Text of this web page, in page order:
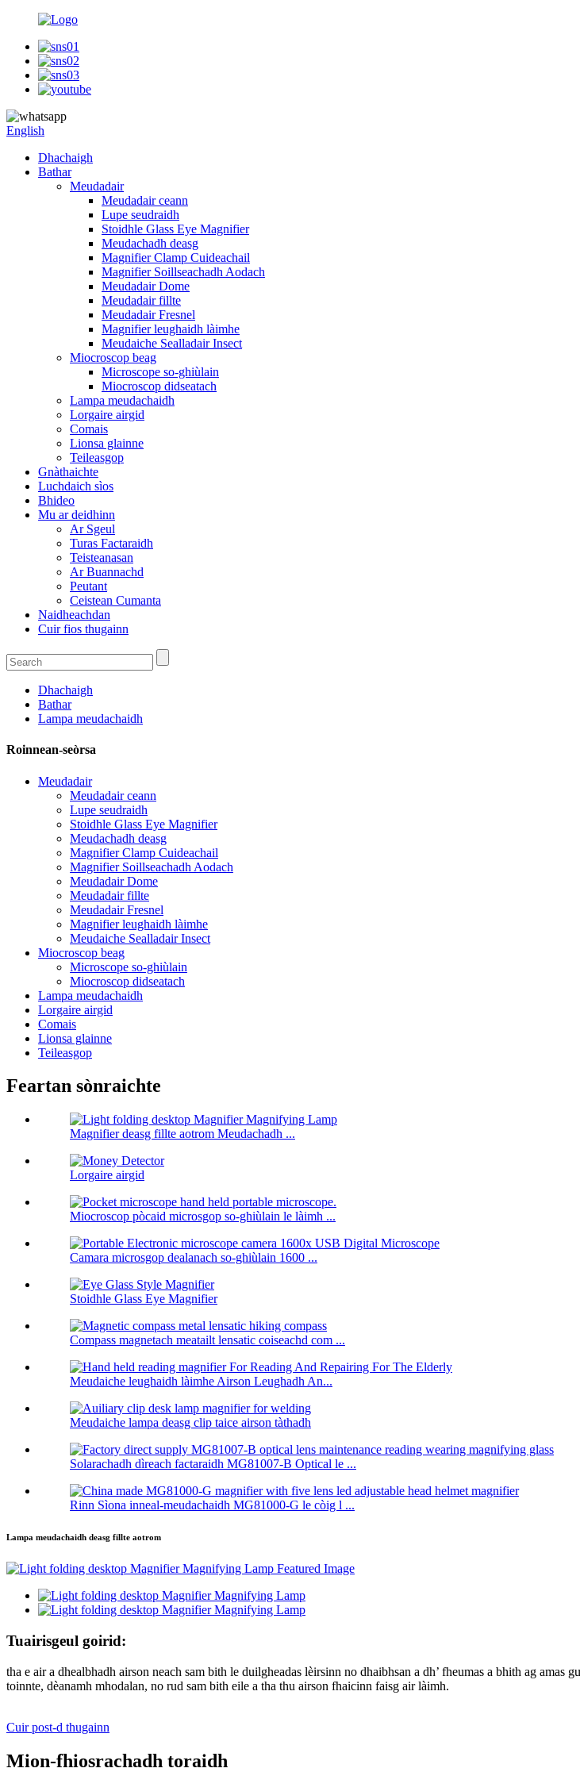
English
Dhachaigh
Bathar
Meudadair
Meudadair ceann
Lupe seudraidh
Stoidhle Glass Eye Magnifier
Meudachadh deasg
Magnifier Clamp Cuideachail
Magnifier Soillseachadh Aodach
Meudadair Dome
Meudadair fillte
Meudadair Fresnel
Magnifier leughaidh làimhe
Meudaiche Sealladair Insect
Miocroscop beag
Microscope so-ghiùlain
Miocroscop didseatach
Lampa meudachaidh
Lorgaire airgid
Comais
Lionsa glainne
Teileasgop
Gnàthaichte
Luchdaich sìos
Bhideo
Mu ar deidhinn
Ar Sgeul
Turas Factaraidh
Teisteanasan
Ar Buannachd
Peutant
Ceistean Cumanta
Naidheachdan
Cuir fios thugainn
Dhachaigh
Bathar
Lampa meudachaidh
Roinnean-seòrsa
Meudadair
Meudadair ceann
Lupe seudraidh
Stoidhle Glass Eye Magnifier
Meudachadh deasg
Magnifier Clamp Cuideachail
Magnifier Soillseachadh Aodach
Meudadair Dome
Meudadair fillte
Meudadair Fresnel
Magnifier leughaidh làimhe
Meudaiche Sealladair Insect
Miocroscop beag
Microscope so-ghiùlain
Miocroscop didseatach
Lampa meudachaidh
Lorgaire airgid
Comais
Lionsa glainne
Teileasgop
Feartan sònraichte
Magnifier deasg fillte aotrom Meudachadh ...
Lorgaire airgid
Miocroscop pòcaid microsgop so-ghiùlain le làimh ...
Camara microsgop dealanach so-ghiùlain 1600 ...
Stoidhle Glass Eye Magnifier
Compass magnetach meatailt lensatic coiseachd com ...
Meudaiche leughaidh làimhe Airson Leughadh An...
Meudaiche lampa deasg clip taice airson tàthadh
Solarachadh dìreach factaraidh MG81007-B Optical le ...
Rinn Sìona inneal-meudachaidh MG81000-G le còig l ...
Lampa meudachaidh deasg fillte aotrom
Tuairisgeul goirid:
tha e air a dhealbhadh airson neach sam bith le duilgheadas lèirsinn no dhaibhsan a dh’ fheumas a bhith ag
toinnte, dèanamh mhodalan, no rud sam bith eile a tha thu airson fhaicinn faisg air làimh.
Cuir post-d thugainn
Mion-fhiosrachadh toraidh